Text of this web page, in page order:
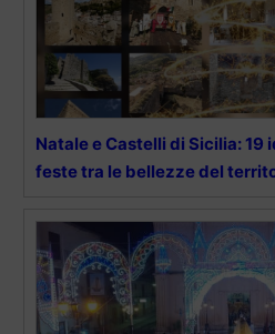
Natale e Castelli di Sicilia: 19
feste tra le bellezze del